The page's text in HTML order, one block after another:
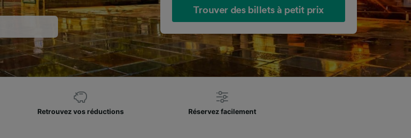
Trouver des billets à petit prix
Retrouvez vos réductions Réservez facilement